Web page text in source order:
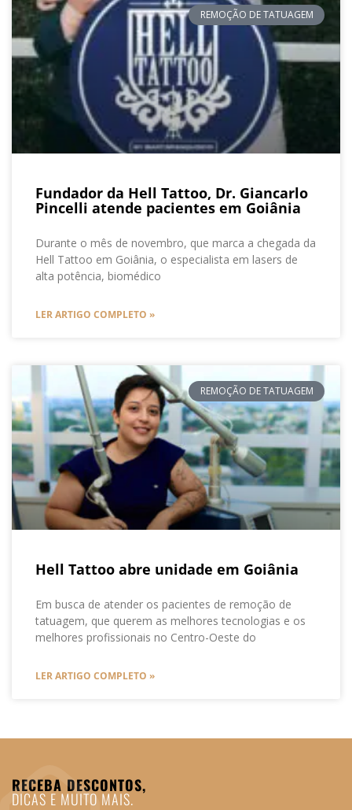
REMOÇÃO DE TATUAGEM
Fundador da Hell Tattoo, Dr. Giancarlo
Pincelli atende pacientes em Goiânia
Durante o mês de novembro, que marca a chegada da
Hell Tattoo em Goiânia, o especialista em lasers de
alta potência, biomédico
LER ARTIGO COMPLETO »
REMOÇÃO DE TATUAGEM
Hell Tattoo abre unidade em Goiânia
Em busca de atender os pacientes de remoção de
tatuagem, que querem as melhores tecnologias e os
melhores profissionais no Centro-Oeste do
LER ARTIGO COMPLETO »
RECEBA DESCONTOS,
DICAS E MUITO MAIS.